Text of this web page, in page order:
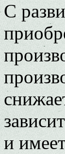
С
и